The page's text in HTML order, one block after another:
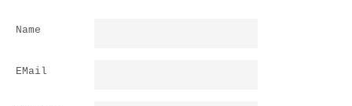
Name
EMail